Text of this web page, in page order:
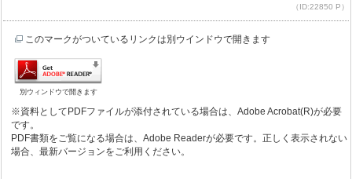
（ID:22850 P）
このマークがついているリンクは別ウインドウで開きます
別ウィンドウで開きます
※資料としてPDFファイルが添付されている場合は、Adobe Acrobat(R)が必要
です。
PDF書類をご覧になる場合は、Adobe Readerが必要です。正しく表示されない
場合、最新バージョンをご利用ください。